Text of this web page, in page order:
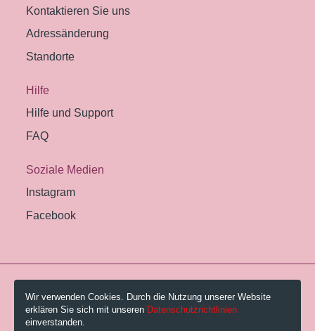
Kontaktieren Sie uns
Adressänderung
Standorte
Hilfe
Hilfe und Support
FAQ
Soziale Medien
Instagram
Facebook
© 2026 Pestalozzi-Bibliothek Zürich.
Impressum
Wir verwenden Cookies. Durch die Nutzung unserer Website
erklären Sie sich mit unseren Datenschutzrichtlinien
einverstanden.